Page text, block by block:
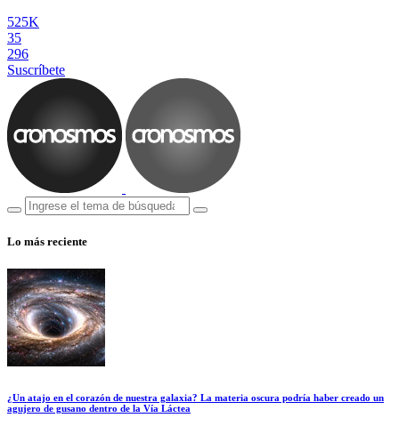
525K
35
296
Suscríbete
Lo más reciente
¿Un atajo en el corazón de nuestra galaxia? La materia oscura podría haber creado un
agujero de gusano dentro de la Vía Láctea